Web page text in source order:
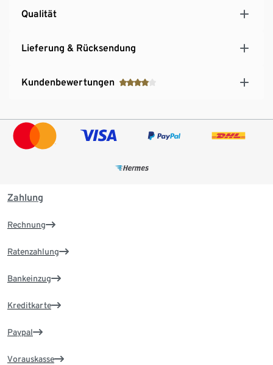
Qualität
Lieferung & Rücksendung
Kundenbewertungen
Zahlung
Rechnung
Ratenzahlung
Bankeinzug
Kreditkarte
Paypal
Vorauskasse